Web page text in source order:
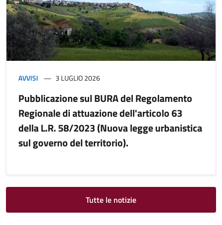
AVVISI 3 LUGLIO 2026
Pubblicazione sul BURA del Regolamento
Regionale di attuazione dell'articolo 63
della L.R. 58/2023 (Nuova legge urbanistica
sul governo del territorio).
Tutte le notizie